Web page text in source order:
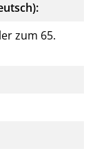
zum 65.